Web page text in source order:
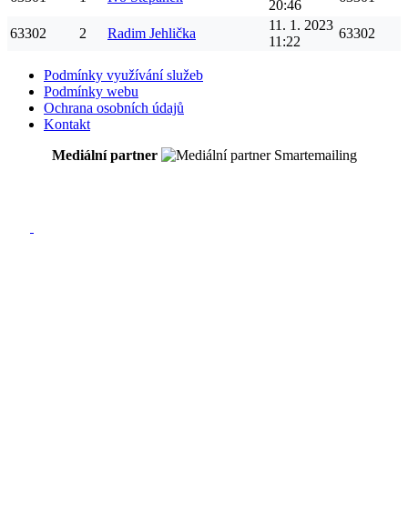
20:46
63302 2 Radim Jehlička
11. 1. 2023
11:22
63302
Podmínky využívání služeb
Podmínky webu
Ochrana osobních údajů
Kontakt
Mediální partner